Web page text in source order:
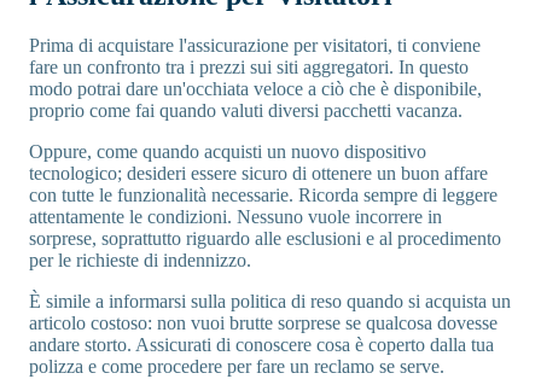
Prima di acquistare l'assicurazione per visitatori, ti conviene
fare un confronto tra i prezzi sui siti aggregatori. In questo
modo potrai dare un'occhiata veloce a ciò che è disponibile,
proprio come fai quando valuti diversi pacchetti vacanza.
Oppure, come quando acquisti un nuovo dispositivo
tecnologico; desideri essere sicuro di ottenere un buon affare
con tutte le funzionalità necessarie. Ricorda sempre di leggere
attentamente le condizioni. Nessuno vuole incorrere in
sorprese, soprattutto riguardo alle esclusioni e al procedimento
per le richieste di indennizzo.
È simile a informarsi sulla politica di reso quando si acquista un
articolo costoso: non vuoi brutte sorprese se qualcosa dovesse
andare storto. Assicurati di conoscere cosa è coperto dalla tua
polizza e come procedere per fare un reclamo se serve.